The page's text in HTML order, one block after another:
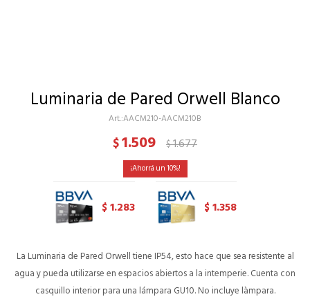
Luminaria de Pared Orwell Blanco
AACM210-AACM210B
$1.509 $1.677
10
$1.283 $1.358
La Luminaria de Pared Orwell tiene IP54, esto hace que sea resistente al
agua y pueda utilizarse en espacios abiertos a la intemperie. Cuenta con
casquillo interior para una lámpara GU10. No incluye làmpara.